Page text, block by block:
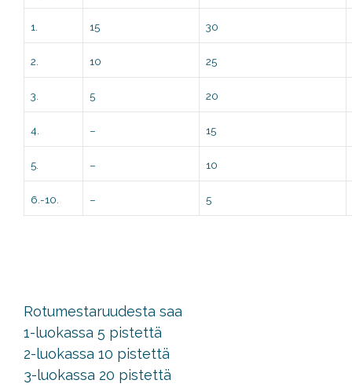
1. 15 30
2. 10 25
3. 5 20
4. – 15
5. – 10
6.-10. – 5
Rotumestaruudesta saa
1-luokassa 5 pistettä
2-luokassa 10 pistettä
3-luokassa 20 pistettä